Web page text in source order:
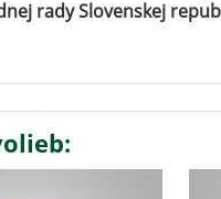
rady Slovenskej